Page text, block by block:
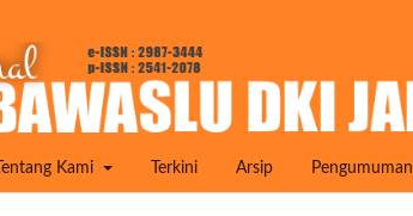
Tentang Kami Terkini Arsip Pengumuman